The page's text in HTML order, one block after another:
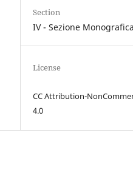
Section
IV - Sezione Monografica
License
CC Attribution-
4.0